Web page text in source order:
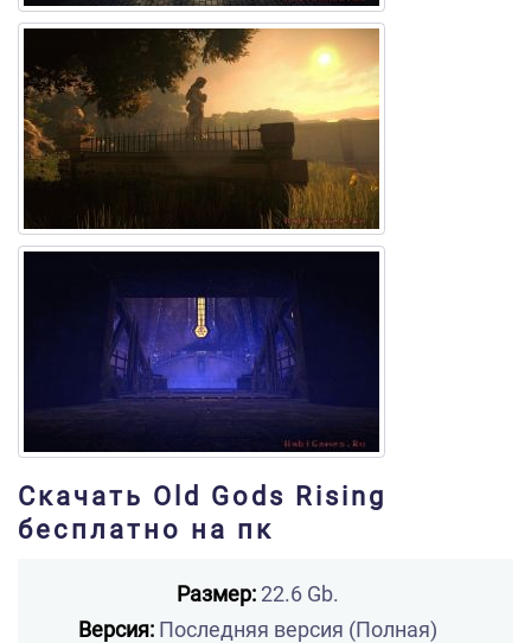
Скачать Old Gods Rising
бесплатно на пк
Размер:22.6 Gb.
Версия:Последняя версия (Полная)